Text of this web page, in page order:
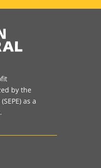
by the
as a